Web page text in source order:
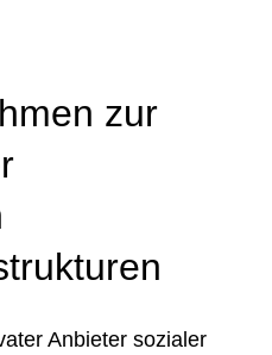
zur
Anbieter sozialer